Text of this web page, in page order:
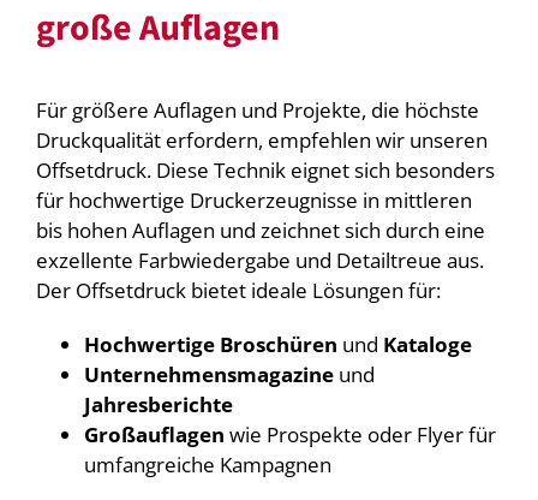
große Auflagen
Für größere Auflagen und Projekte, die höchste
Druckqualität erfordern, empfehlen wir unseren
Offsetdruck. Diese Technik eignet sich besonders
für hochwertige Druckerzeugnisse in mittleren
bis hohen Auflagen und zeichnet sich durch eine
exzellente Farbwiedergabe und Detailtreue aus.
Der Offsetdruck bietet ideale Lösungen für:
Hochwertige Broschüren und Kataloge
Unternehmensmagazineund
Jahresberichte
Großauflagen wie Prospekte oder Flyer für
umfangreiche Kampagnen